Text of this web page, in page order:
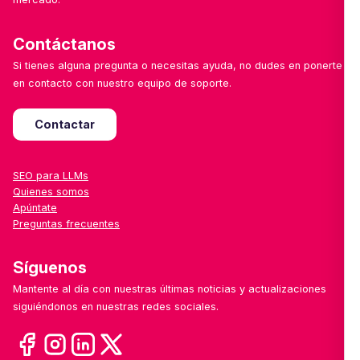
Contáctanos
Si tienes alguna pregunta o necesitas ayuda, no dudes en ponerte
en contacto con nuestro equipo de soporte.
Contactar
SEO para LLMs
Quienes somos
Apúntate
Preguntas frecuentes
Síguenos
Mantente al día con nuestras últimas noticias y actualizaciones
siguiéndonos en nuestras redes sociales.